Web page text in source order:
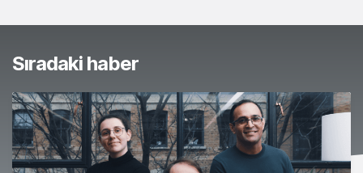
Sıradaki haber